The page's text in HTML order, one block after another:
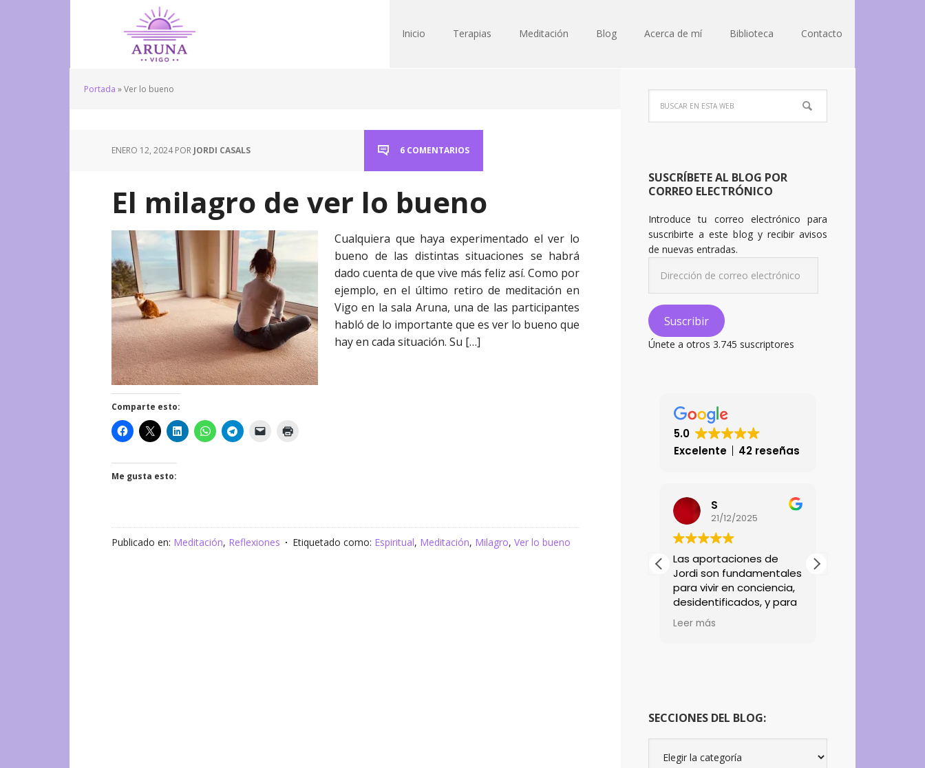
Inicio Terapias Meditación Blog Acerca de mí Biblioteca Contacto
Portada »Ver lo bueno
ENERO 12, 2024POR JORDI CASALS 6 COMENTARIOS
El milagro de ver lo bueno
Cualquiera que haya experimentado el ver lo
bueno de las distintas situaciones se habrá
dado cuenta de que vive más feliz así. Como por
ejemplo, en el último retiro de meditación en
Vigo en la sala Aruna, una de las participantes
habló de lo importante que es ver lo bueno que
hay en cada situación. Su […]
Comparte esto:
Me gusta esto:
Publicado en: Meditación, Reflexiones Etiquetado como: Espiritual, Meditación, Milagro, Ver lo bueno
SUSCRÍBETE AL BLOG POR
CORREO ELECTRÓNICO
Introduce tu correo electrónico para
suscribirte a este blog y recibir avisos
de nuevas entradas.
correo
electrónico
Suscribir
Únete a otros 3.745 suscriptores
5.0
Excelente
42 reseñas
S
21/12/2025
Las aportaciones de
Jordi son fundamentales
para vivir en conciencia,
desidentificados, y para
aprender sabiduría.
Seguirlo, haberlo
Leer más
SECCIONES DEL BLOG: